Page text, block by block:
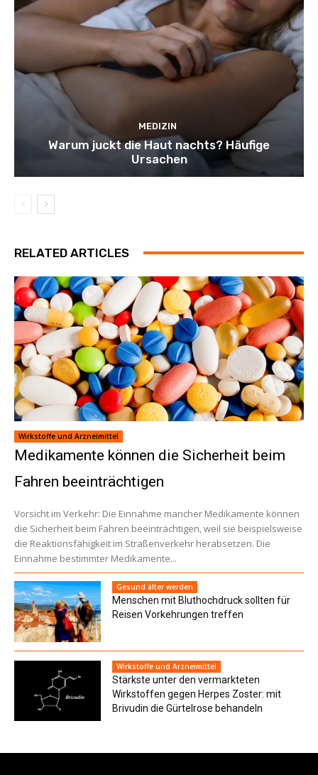
MEDIZIN
Warum juckt die Haut nachts? Häufige
Ursachen
RELATED ARTICLES
Wirkstoffe und Arzneimittel
Medikamente können die Sicherheit beim
Fahren beeinträchtigen
Vorsicht im Verkehr: Die Einnahme mancher Medikamente können
die Sicherheit beim Fahren beeinträchtigen, weil sie beispielsweise
die Reaktionsfähigkeit im Straßenverkehr herabsetzen. Die
Einnahme bestimmter Medikamente...
Gesund älter werden
Menschen mit Bluthochdruck sollten für
Reisen Vorkehrungen treffen
Wirkstoffe und Arzneimittel
Stärkste unter den vermarkteten
Wirkstoffen gegen Herpes Zoster: mit
Brivudin die Gürtelrose behandeln